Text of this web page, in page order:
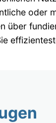
oder
über